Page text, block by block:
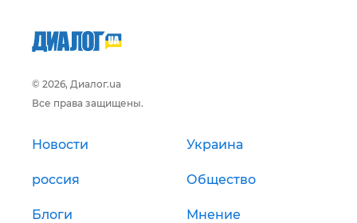
© 2026, Диалог.ua
Все права защищены.
Новости Украина
россия Общество
Блоги Мнение